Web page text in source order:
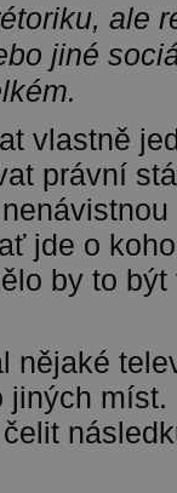
ale
jiné
vlastně
právní
jde o
by to být
nějaké
jiných míst.